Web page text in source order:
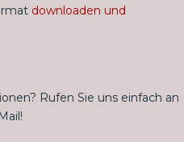
downloaden und
Rufen Sie uns einfach an